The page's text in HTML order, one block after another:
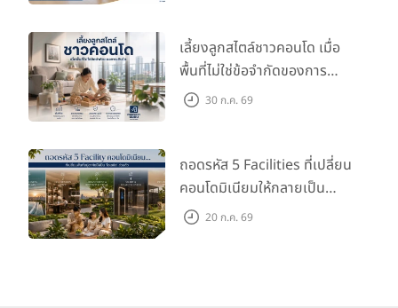
เลี้ยงลูกสไตล์ชาวคอนโด เมื่อ
พื้นที่ไม่ใช่ข้อจำกัดของการ
เติบโต30 ก.ค. 69
ถอดรหัส 5 Facilities ที่เปลี่ยน
คอนโดมิเนียมให้กลายเป็น
‘โอเอซิส’ ส่วนตัวกลางเมือง
20 ก.ค. 69